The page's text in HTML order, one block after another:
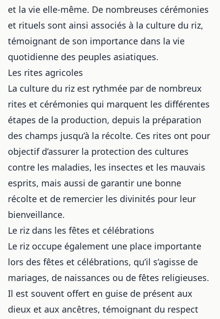
et la vie elle-même. De nombreuses cérémonies
et rituels sont ainsi associés à la culture du riz,
témoignant de son importance dans la vie
quotidienne des peuples asiatiques.
Les rites agricoles
La culture du riz est rythmée par de nombreux
rites et cérémonies qui marquent les différentes
étapes de la production, depuis la préparation
des champs jusqu’à la récolte. Ces rites ont pour
objectif d’assurer la protection des cultures
contre les maladies, les insectes et les mauvais
esprits, mais aussi de garantir une bonne
récolte et de remercier les divinités pour leur
bienveillance.
Le riz dans les fêtes et célébrations
Le riz occupe également une place importante
lors des fêtes et célébrations, qu’il s’agisse de
mariages, de naissances ou de fêtes religieuses.
Il est souvent offert en guise de présent aux
dieux et aux ancêtres, témoignant du respect